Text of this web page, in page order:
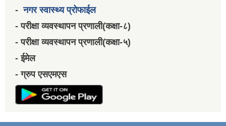
-नगर स्वास्थ्य प्रोफाईल
- परीक्षा व्यवस्थापन प्रणाली(कक्षा-८)
- परीक्षा व्यवस्थापन प्रणाली(कक्षा-५)
- ईमेल
- ग्रुप एसएमएस